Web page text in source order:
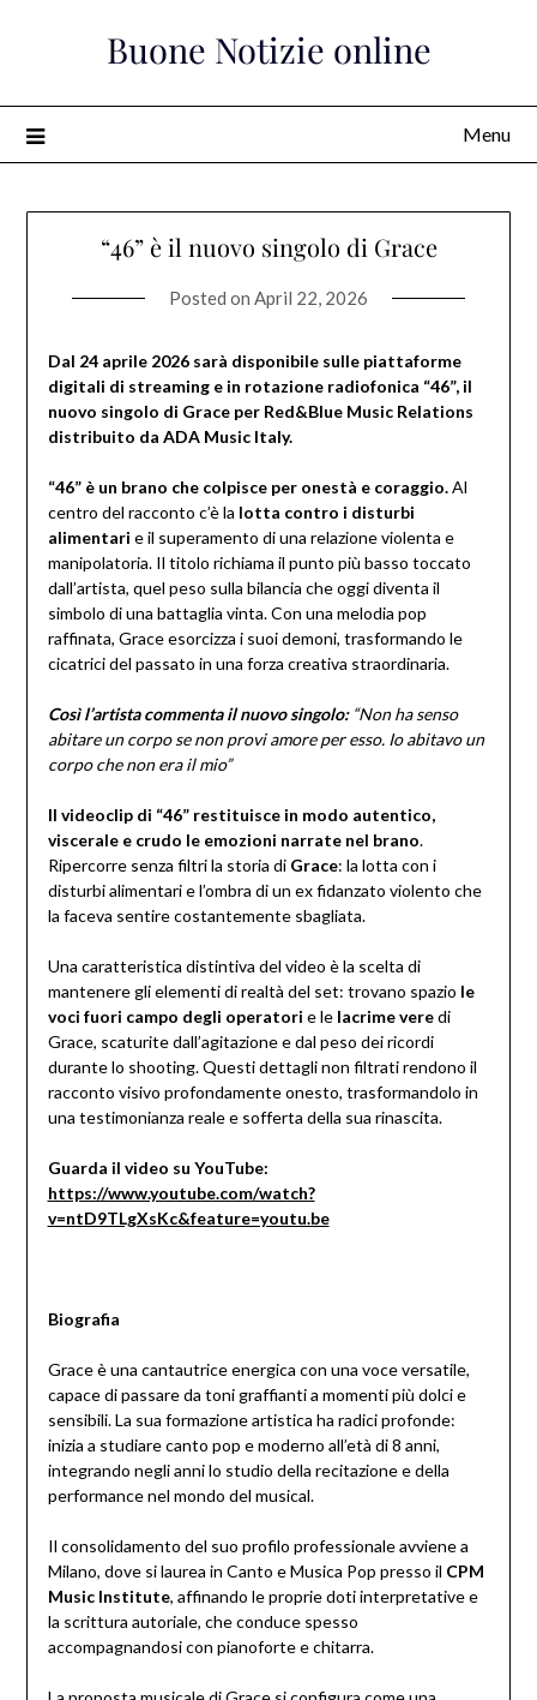
Buone Notizie online
Menu
“46” è il nuovo singolo di Grace
Posted on April 22, 2026
Dal 24 aprile 2026 sarà disponibile sulle piattaforme
digitali di streaming e in rotazione radiofonica “46”, il
nuovo singolo di Grace per Red&Blue Music Relations
distribuito da ADA Music Italy.
“46” è un brano che colpisce per onestà e coraggio.Al
centro del racconto c’è la lotta contro i disturbi
alimentari e il superamento di una relazione violenta e
manipolatoria. Il titolo richiama il punto più basso toccato
dall’artista, quel peso sulla bilancia che oggi diventa il
simbolo di una battaglia vinta. Con una melodia pop
raffinata, Grace esorcizza i suoi demoni, trasformando le
cicatrici del passato in una forza creativa straordinaria.
Così l’artista commenta il nuovo singolo:“Non ha senso
abitare un corpo se non provi amore per esso. Io abitavo un
corpo che non era il mio”
Il videoclip di “46” restituisce in modo autentico,
viscerale e crudo le emozioni narrate nel brano.
Ripercorre senza filtri la storia di Grace: la lotta con i
disturbi alimentari e l’ombra di un ex fidanzato violento che
la faceva sentire costantemente sbagliata.
Una caratteristica distintiva del video è la scelta di
mantenere gli elementi di realtà del set: trovano spazio le
voci fuori campo degli operatori e le lacrime veredi
Grace, scaturite dall’agitazione e dal peso dei ricordi
durante lo shooting. Questi dettagli non filtrati rendono il
racconto visivo profondamente onesto, trasformandolo in
una testimonianza reale e sofferta della sua rinascita.
Guarda il video su YouTube:
https://www.youtube.com/watch?
v=ntD9TLgXsKc&feature=youtu.be
Biografia
Grace è una cantautrice energica con una voce versatile,
capace di passare da toni graffianti a momenti più dolci e
sensibili. La sua formazione artistica ha radici profonde:
inizia a studiare canto pop e moderno all’età di 8 anni,
integrando negli anni lo studio della recitazione e della
performance nel mondo del musical.
Il consolidamento del suo profilo professionale avviene a
Milano, dove si laurea in Canto e Musica Pop presso il CPM
Music Institute, affinando le proprie doti interpretative e
la scrittura autoriale, che conduce spesso
accompagnandosi con pianoforte e chitarra.